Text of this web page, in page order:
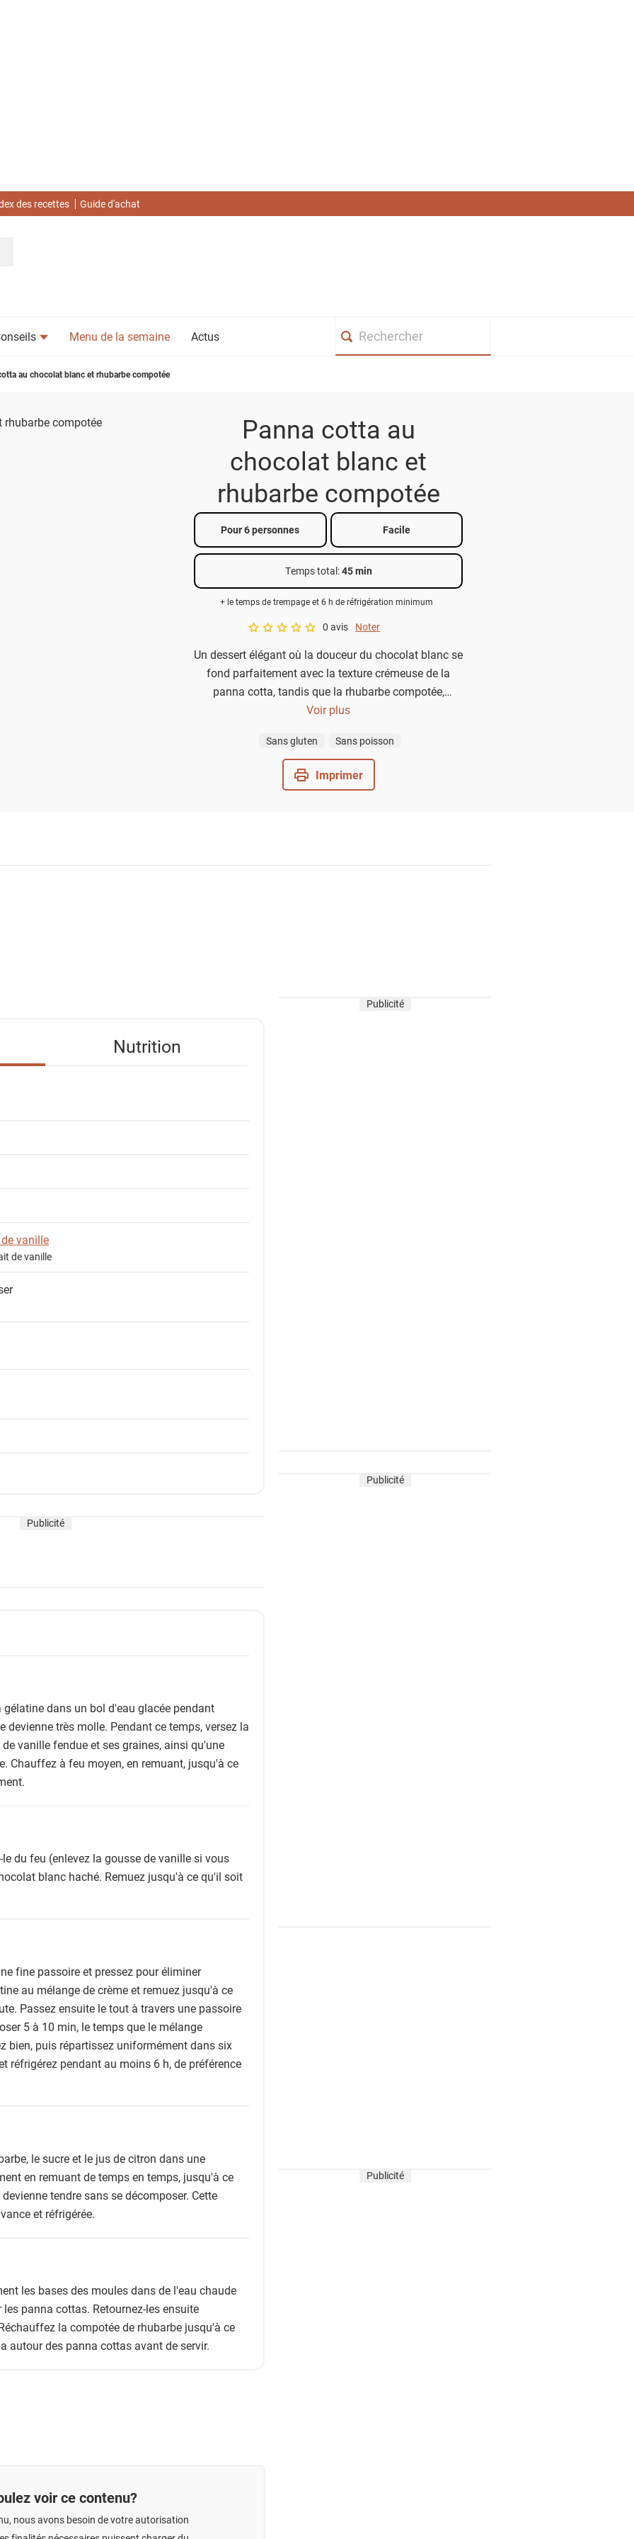
des recettes Guide d'achat
Menu de la semaine Actus
au chocolat blanc et rhubarbe compotée
Panna cotta au
chocolat blanc et
rhubarbe compotée
Pour 6 personnes Facile
Temps total:45 min
+ le temps de trempage et 6 h de réfrigération minimum
A star rating of 0 out of 5.
0 avis Noter
Un dessert élégant où la douceur du chocolat blanc se
fond parfaitement avec la texture crémeuse de la
panna cotta, tandis que la rhubarbe compotée,
légèrement acidulée, apporte une fraîcheur vibrante.
avec un contraste parfait entre douceur et acidité.
Voir plus
Sans gluten Sans poisson
Imprimer
Nutrition
vanille
de vanille
Publicité
dans un bol d'eau glacée pendant
devienne très molle. Pendant ce temps, versez la
vanille fendue et ses graines, ainsi qu'une
Chauffez à feu moyen, en remuant, jusqu'à ce
du feu (enlevez la gousse de vanille si vous
blanc haché. Remuez jusqu'à ce qu'il soit
fine passoire et pressez pour éliminer
au mélange de crème et remuez jusqu'à ce
Passez ensuite le tout à travers une passoire
5 à 10 min, le temps que le mélange
bien, puis répartissez uniformément dans six
réfrigérez pendant au moins 6 h, de préférence
le sucre et le jus de citron dans une
en remuant de temps en temps, jusqu'à ce
tendre sans se décomposer. Cette
et réfrigérée.
les bases des moules dans de l'eau chaude
panna cottas. Retournez-les ensuite
la compotée de rhubarbe jusqu'à ce
autour des panna cottas avant de servir.
voir ce contenu?
nous avons besoin de votre autorisation
Publicité
Publicité
Publicité